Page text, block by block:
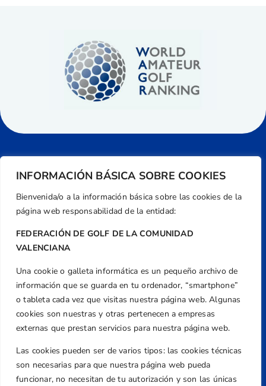
INFORMACIÓN BÁSICA SOBRE COOKIES
Bienvenida/o a la información básica sobre las cookies de la
página web responsabilidad de la entidad:
FEDERACIÓN DE GOLF DE LA COMUNIDAD
VALENCIANA
Una cookie o galleta informática es un pequeño archivo de
información que se guarda en tu ordenador, “smartphone”
o tableta cada vez que visitas nuestra página web. Algunas
cookies son nuestras y otras pertenecen a empresas
externas que prestan servicios para nuestra página web.
Las cookies pueden ser de varios tipos: las cookies técnicas
son necesarias para que nuestra página web pueda
funcionar, no necesitan de tu autorización y son las únicas
Dirección
Centre de L´Esport, Carrer d'Isaac Peral i
Caballero, Nº 5, Despachos 2 y 3, 46980,
Valencia
+34 961 367 799
Email